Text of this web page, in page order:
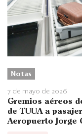
Notas
7 de mayo de 2026
Gremios aéreos
de TUUA a
Aeropuerto Jorge